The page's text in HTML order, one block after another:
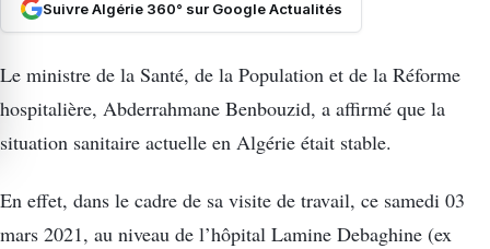
Suivre Algérie 360° sur Google Actualités
Le ministre de la Santé, de la Population et de la Réforme
hospitalière, Abderrahmane Benbouzid, a affirmé que la
situation sanitaire actuelle en Algérie était stable.
En effet, dans le cadre de sa visite de travail, ce samedi 03
mars 2021, au niveau de l’hôpital Lamine Debaghine (ex